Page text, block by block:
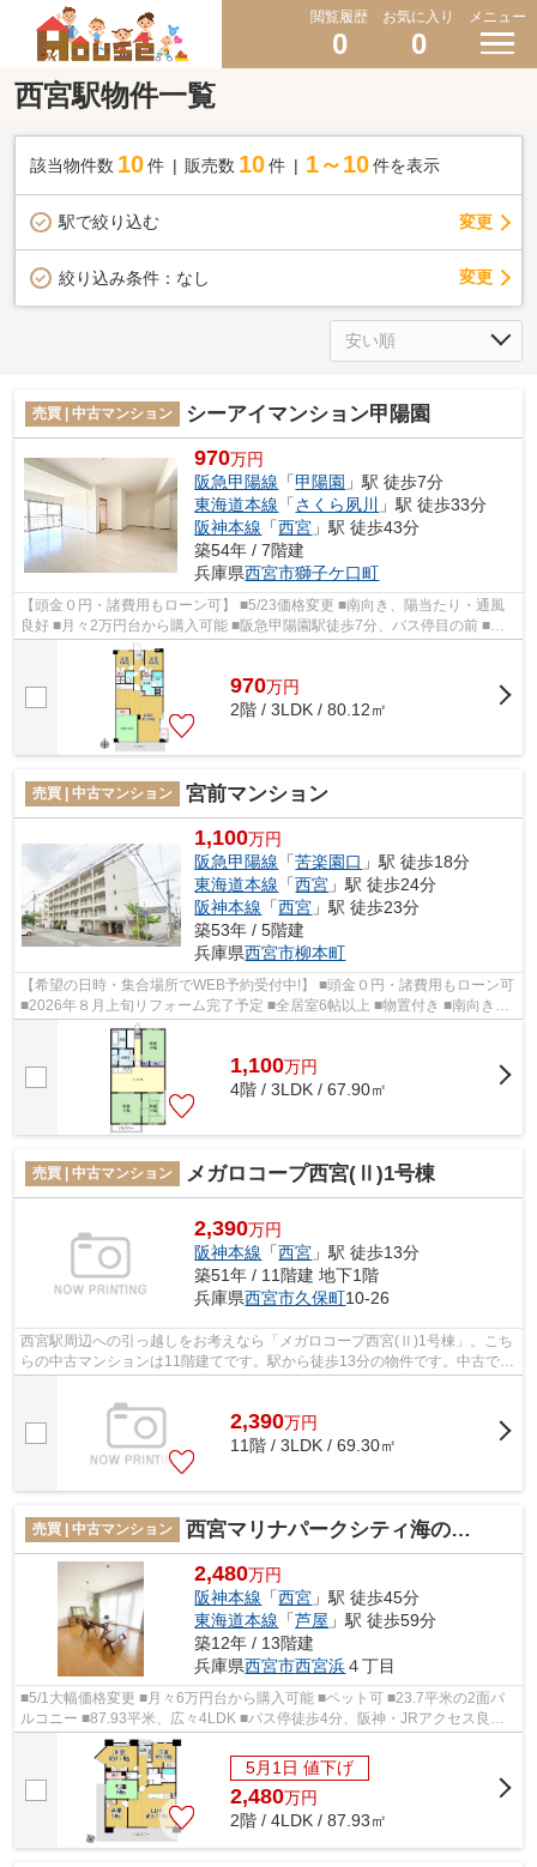
閲覧履歴
0
お気に入り
0
メニュー
西宮駅物件一覧
該当物件数 10件 販売数 10 件 1～10 件を表示
駅で絞り込む 変更
絞り込み条件： なし 変更
売買 | 中古マンション シーアイマンション甲陽園
970万円
阪急甲陽線 「甲陽園 」駅 徒歩7分
東海道本線 「さくら夙川
」駅 徒歩33分
阪神本線 「西宮 」駅 徒歩43分
築54年 / 7階建
兵庫県西宮市獅子ケ口町
【頭金０円・諸費用もローン可】 ■5/23価格変更 ■南向き、陽当たり・通風
良好 ■月々2万円台から購入可能 ■阪急甲陽園駅徒歩7分、バス停目の前 ■全
居室６帖以上 ■全居室彩光・収納有り...
970万円
2階 / 3LDK / 80.12㎡
売買 | 中古マンション 宮前マンション
1,100万円
阪急甲陽線 「苦楽園口 」駅 徒歩18分
東海道本線 「西宮 」駅 徒歩24分
阪神本線 「西宮 」駅 徒歩23分
築53年 / 5階建
兵庫県西宮市柳本町
【希望の日時・集合場所でWEB予約受付中!】 ■頭金０円・諸費用もローン可
■2026年８月上旬リフォーム完了予定 ■全居室6帖以上 ■物置付き ■南向き、
陽当たり・通風良好 ■月々2万円台か...
1,100万円
4階 / 3LDK / 67.90㎡
売買 | 中古マンション メガロコープ西宮(Ⅱ)1号棟
2,390万円
阪神本線 「西宮 」駅 徒歩13分
築51年 / 11階建 地下1階
兵庫県西宮市久保町10-26
西宮駅周辺への引っ越しをお考えなら「メガロコープ西宮(Ⅱ)1号棟」。こち
らの中古マンションは11階建てです。駅から徒歩13分の物件です。中古であ
2,390万円
11階 / 3LDK / 69.30㎡
売買 | 中古マンション 西宮マリナパークシティ海のまち
2,480万円
阪神本線 「西宮 」駅 徒歩45分
東海道本線 「芦屋 」駅 徒歩59分
築12年 / 13階建
兵庫県西宮市西宮浜４丁目
■5/1大幅価格変更 ■月々6万円台から購入可能 ■ペット可 ■23.7平米の2面バ
ルコニー ■87.93平米、広々4LDK ■バス停徒歩4分、阪神・JRアクセス良好 ■
角住居、南西向き、陽当たり・通風良...
5月1日 値下げ
2,480万円
2階 / 4LDK / 87.93㎡